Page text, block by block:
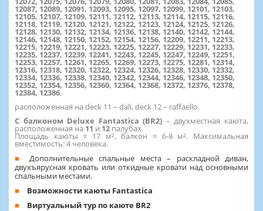
12087, 12089, 12091, 12093, 12095, 12097, 12099, 12101, 12103,
12105, 12107, 12109, 12111, 12112, 12113, 12114, 12115, 12116,
12118, 12119, 12120, 12121, 12122, 12123, 12124, 12125, 12126,
12128, 12130, 12132, 12134, 12136, 12138, 12140, 12142, 12144,
12146, 12148, 12150, 12152, 12154, 12156, 12209, 12211, 12213,
12215, 12219, 12221, 12223, 12225, 12227, 12229, 12231, 12233,
12235, 12237, 12239, 12241, 12243, 12245, 12247, 12249, 12251,
12253, 12257, 12261, 12265, 12269, 12273, 12275, 12281, 12314,
12316, 12318, 12320, 12322, 12324, 12326, 12328, 12330, 12332,
12334, 12336, 12338, 12340, 12342, 12344, 12346, 12348, 12350,
12352, 12354, 12356, 12360, 12364, 12368, 12372, 12376, 12378,
12384, 12386.
расположенная на deck 11 – dali, deck 12 – raffaello.
С балконом Deluxe Fantastica (BR2) – двухместная каюта,
расположенная на 11 и 12 палубах.
Площадь каюты ≈ 17 м², балкон ≈ 6-8 м². Максимальная
вместимость: 4 человека.
Дополнительные спальные места – раскладной диван,
двухъярусная кровать или откидные кровати над основными
спальными местами.
Возможности каюты Fantastica
Виртуальный тур по каюте BR2